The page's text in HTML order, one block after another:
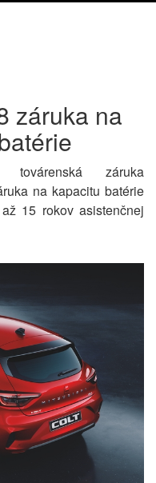
záruka na
továrenská záruka
na kapacitu batérie
15 rokov asistenčnej